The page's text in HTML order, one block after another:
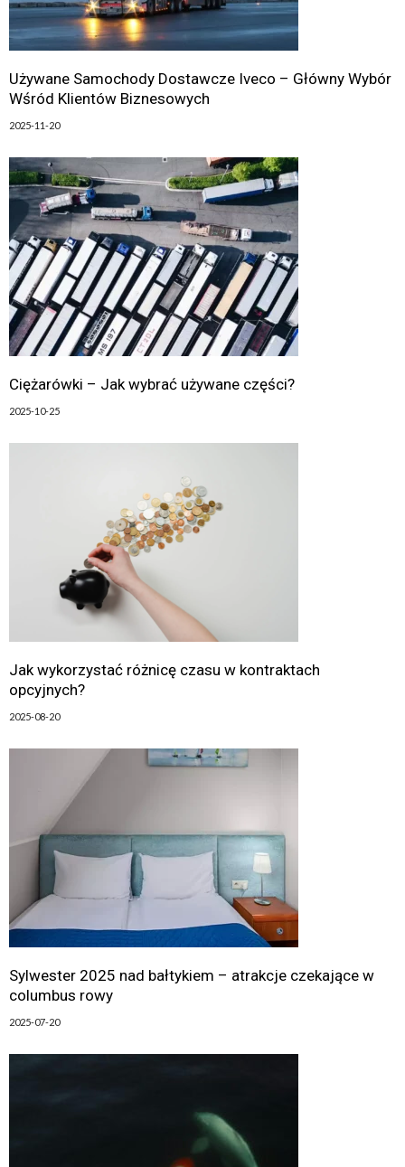
Używane Samochody Dostawcze Iveco – Główny Wybór
Wśród Klientów Biznesowych
2025-11-20
Ciężarówki – Jak wybrać używane części?
2025-10-25
Jak wykorzystać różnicę czasu w kontraktach
opcyjnych?
2025-08-20
Sylwester 2025 nad bałtykiem – atrakcje czekające w
columbus rowy
2025-07-20